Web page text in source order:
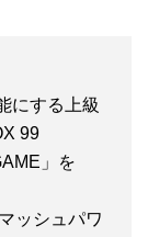
にする上級
99
」を
ッシュパワ